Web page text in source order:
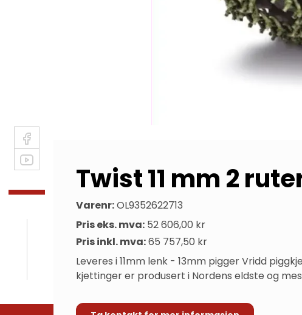
Twist 11 mm 2
Varenr:OL9352622713
Pris eks. mva: 52 606,00 kr
Pris inkl. mva:65 757,50 kr
Leveres i 11mm lenk - 13mm pigger Vridd
kjettinger er produsert i Nordens eldste og